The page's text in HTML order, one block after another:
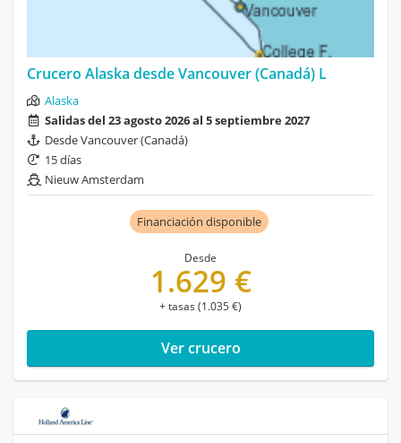
Crucero Alaska desde Vancouver (Canadá) L
Alaska
Salidas del 23 agosto 2026 al 5 septiembre 2027
Desde Vancouver (Canadá)
15 días
Nieuw Amsterdam
Financiación disponible
Desde
1.629 €
+ tasas (1.035 €)
Ver crucero